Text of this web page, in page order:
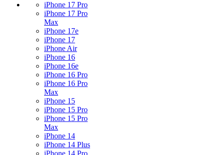
iPhone 17 Pro
iPhone 17 Pro
Max
iPhone 17e
iPhone 17
iPhone Air
iPhone 16
iPhone 16e
iPhone 16 Pro
iPhone 16 Pro
Max
iPhone 15
iPhone 15 Pro
iPhone 15 Pro
Max
iPhone 14
iPhone 14 Plus
iPhone 14 Pro